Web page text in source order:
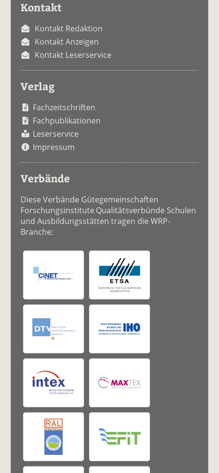
Kontakt
Kontakt Redaktion
Kontakt Anzeigen
Kontakt Leserservice
Verlag
Fachzeitschriften
Fachpublikationen
Leserservice
Impressum
Verbände
Diese Verbände Gütegemeinschaften
Forschungsinstitute Qualitätsverbünde Schulen
und Ausbildungsstätten tragen die WRP-
Branche: